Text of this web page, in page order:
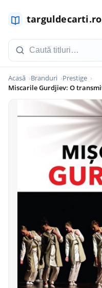
Acasă Branduri
Prestige
Miscarile Gurdjiev: O